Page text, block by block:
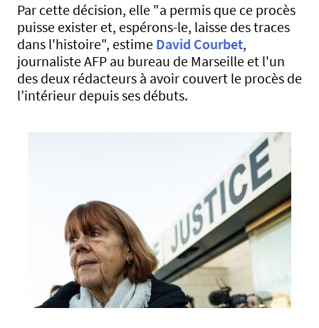
Par cette décision, elle "a permis que ce procès
puisse exister et, espérons-le, laisse des traces
dans l'histoire", estime David Courbet,
journaliste AFP au bureau de Marseille et l'un
des deux rédacteurs à avoir couvert le procès de
l’intérieur depuis ses débuts.